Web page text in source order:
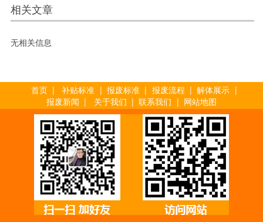
相关文章
无相关信息
首页 | 补贴标准 | 报废标准 | 报废流程 | 解体展示 |
报废新闻 | 关于我们 | 联系我们 | 网站地图